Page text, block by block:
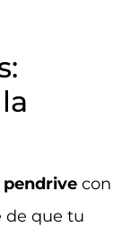
con
de que tu